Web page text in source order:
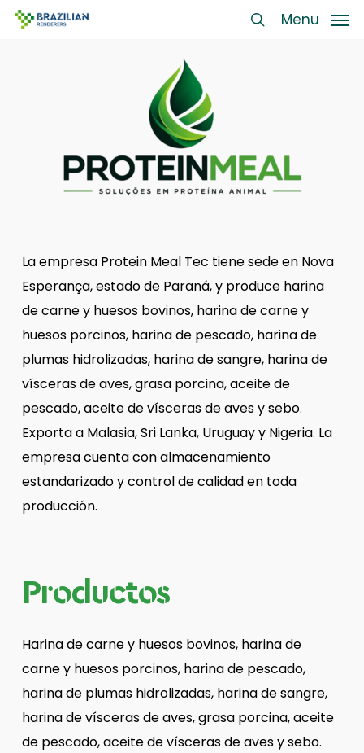
Skip
Menu
La empresa Protein Meal Tec tiene sede en Nova
Esperança, estado de Paraná, y produce harina
de carne y huesos bovinos, harina de carne y
huesos porcinos, harina de pescado, harina de
plumas hidrolizadas, harina de sangre, harina de
vísceras de aves, grasa porcina, aceite de
pescado, aceite de vísceras de aves y sebo.
Exporta a Malasia, Sri Lanka, Uruguay y Nigeria. La
empresa cuenta con almacenamiento
estandarizado y control de calidad en toda
producción.
Productos
Harina de carne y huesos bovinos, harina de
carne y huesos porcinos, harina de pescado,
harina de plumas hidrolizadas, harina de sangre,
harina de vísceras de aves, grasa porcina, aceite
de pescado, aceite de vísceras de aves y sebo.
Menu